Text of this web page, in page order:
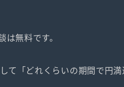
は無料です。
て「どれくらいの期間で円満